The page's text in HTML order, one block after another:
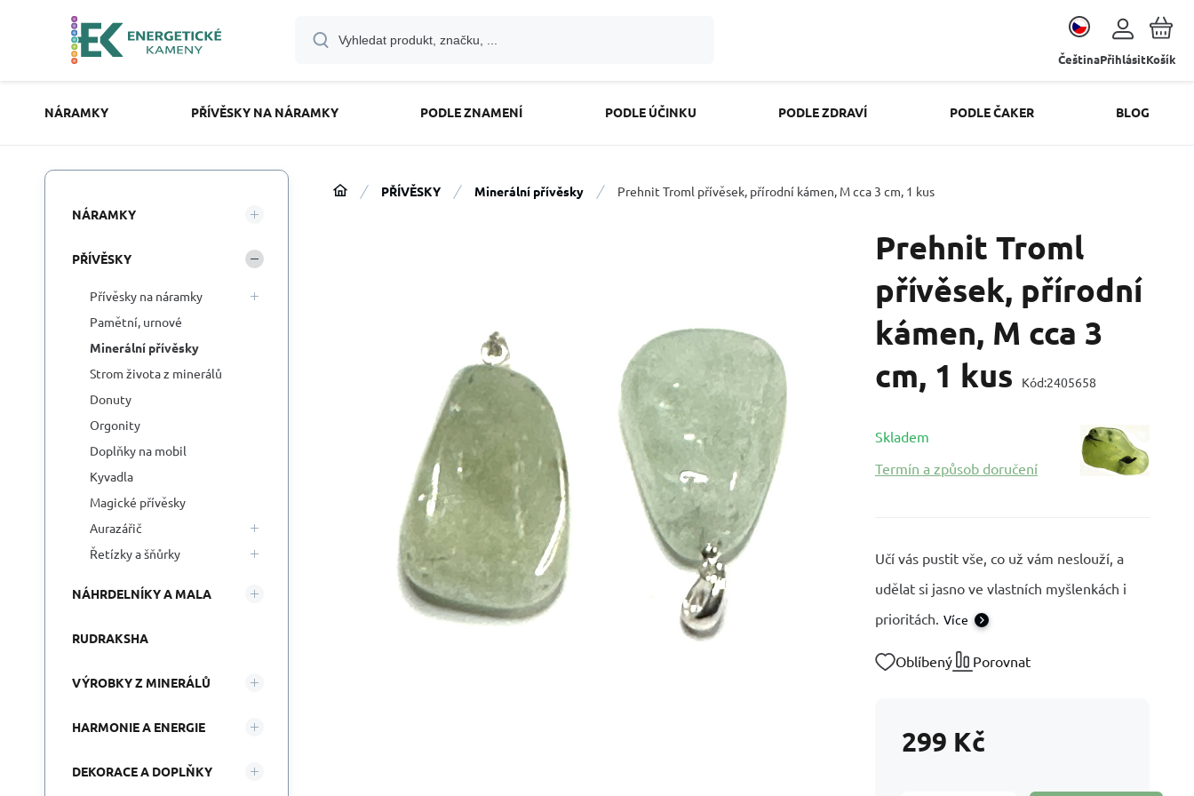
ČeštinaPřihlásitKošík
NÁRAMKY PŘÍVĚSKY NA NÁRAMKY PODLE ZNAMENÍ PODLE ÚČINKU PODLE ZDRAVÍ PODLE ČAKER BLOG
PŘÍVĚSKY Minerální přívěsky Prehnit Troml přívěsek, přírodní kámen, M cca 3 cm, 1 kus
Prehnit Troml
přívěsek, přírodní
kámen, M cca 3
cm, 1 kus
Kód:2405658
Skladem
Termín a způsob doručení
Učí vás pustit vše, co už vám neslouží, a
udělat si jasno ve vlastních myšlenkách i
prioritách. Více
Oblíbený Porovnat
299 Kč
NÁRAMKY
PŘÍVĚSKY
Přívěsky na náramky
Pamětní, urnové
Minerální přívěsky
Strom života z minerálů
Donuty
Orgonity
Doplňky na mobil
Kyvadla
Magické přívěsky
Aurazářič
Řetízky a šňůrky
NÁHRDELNÍKY A MALA
RUDRAKSHA
VÝROBKY Z MINERÁLŮ
HARMONIE A ENERGIE
DEKORACE A DOPLŇKY